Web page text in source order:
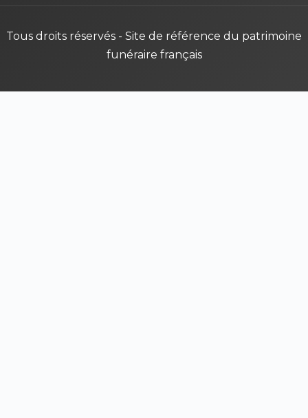
Tous droits réservés - Site de référence du patrimoine
funéraire français